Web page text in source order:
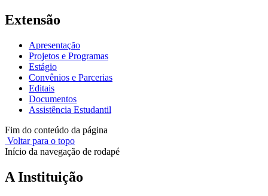
Extensão
Apresentação
Projetos e Programas
Estágio
Convênios e Parcerias
Editais
Documentos
Assistência Estudantil
Fim do conteúdo da página
Voltar para o topo
Início da navegação de rodapé
A Instituição